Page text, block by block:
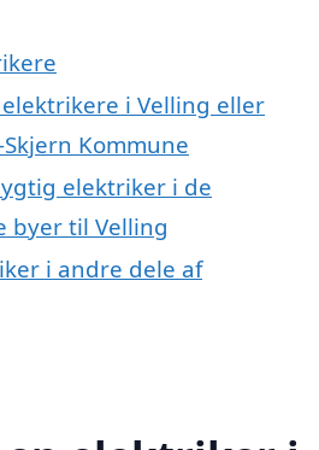
i Velling eller
Kommune
elektriker i de
byer til Velling
i andre dele af